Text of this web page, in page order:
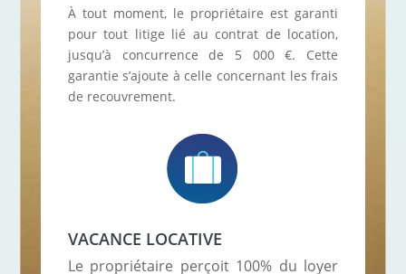
À tout moment, le propriétaire est garanti
pour tout litige lié au contrat de location,
jusqu’à concurrence de 5 000 €. Cette
garantie s’ajoute à celle concernant les frais
de recouvrement.
VACANCE LOCATIVE
Le propriétaire perçoit 100% du loyer